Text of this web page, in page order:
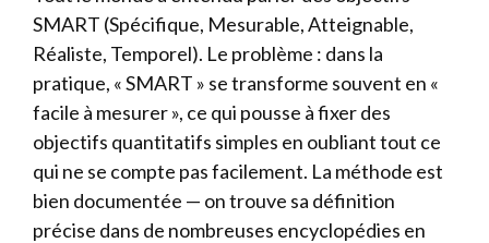
SMART (Spécifique, Mesurable, Atteignable,
Réaliste, Temporel). Le problème : dans la
pratique, « SMART » se transforme souvent en «
facile à mesurer », ce qui pousse à fixer des
objectifs quantitatifs simples en oubliant tout ce
qui ne se compte pas facilement. La méthode est
bien documentée — on trouve sa définition
précise dans de nombreuses encyclopédies en